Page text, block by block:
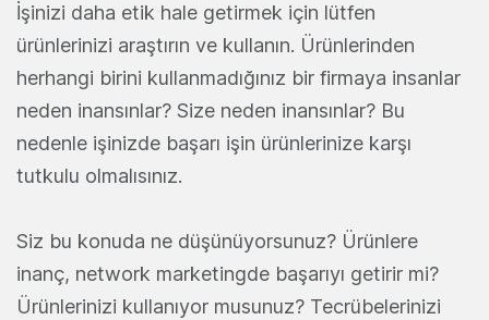
İşinizi daha etik hale getirmek için lütfen
ürünlerinizi araştırın ve kullanın. Ürünlerinden
herhangi birini kullanmadığınız bir firmaya insanlar
neden inansınlar? Size neden inansınlar? Bu
nedenle işinizde başarı işin ürünlerinize karşı
tutkulu olmalısınız.
Siz bu konuda ne düşünüyorsunuz? Ürünlere
inanç, network marketingde başarıyı getirir mi?
Ürünlerinizi kullanıyor musunuz? Tecrübelerinizi